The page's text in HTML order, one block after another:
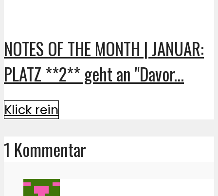
NOTES OF THE MONTH | JANUAR:
PLATZ **2** geht an "Davor...
Klick rein
1 Kommentar